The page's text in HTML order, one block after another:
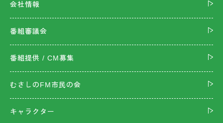
会社情報
番組審議会
番組提供 / CM募集
むさしのFM市民の会
キャラクター